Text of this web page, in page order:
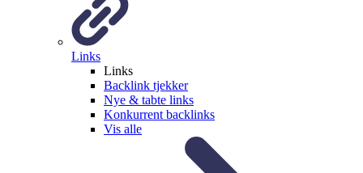
Links
Links
Backlink tjekker
Nye & tabte links
Konkurrent backlinks
Vis alle